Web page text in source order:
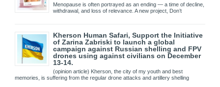
Menopause is often portrayed as an ending — a time of decline,
withdrawal, and loss of relevance. A new project, Don’t
Kherson Human Safari, Support the Initiative
of Zarina Zabriski to launch a global
campaign against Russian shelling and FPV
drones using against civilians on December
13-14.
(opinion article) Kherson, the city of my youth and best
memories, is suffering from the regular drone attacks and artillery shelling